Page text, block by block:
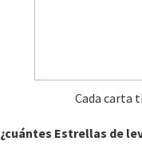
Cada carta
¿cuántes Estrellas de